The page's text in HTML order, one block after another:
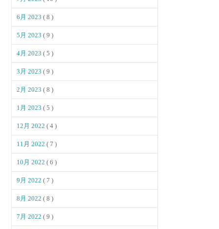
6月 2023( 8 )
5月 2023( 9 )
4月 2023( 5 )
3月 2023( 9 )
2月 2023( 8 )
1月 2023( 5 )
12月 2022( 4 )
11月 2022( 7 )
10月 2022( 6 )
9月 2022( 7 )
8月 2022( 8 )
7月 2022( 9 )